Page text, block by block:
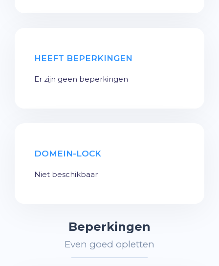
HEEFT BEPERKINGEN
Er zijn geen beperkingen
DOMEIN-LOCK
Niet beschikbaar
Beperkingen
Even goed opletten